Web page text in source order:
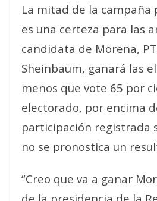
La mitad de la campaña
es una certeza para las
candidata de Morena, PT
Sheinbaum, ganará las
menos que vote 65 por
electorado, por encima
participación registrada
no se pronostica un
“Creo que va a ganar